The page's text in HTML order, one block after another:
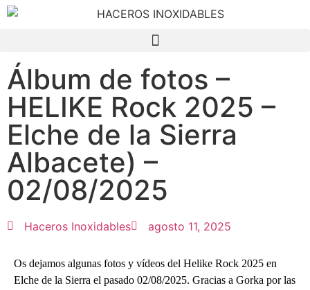
Álbum de fotos –
HELIKE Rock 2025 –
Elche de la Sierra
Albacete) –
02/08/2025
Haceros Inoxidables agosto 11, 2025
Os dejamos algunas fotos y vídeos del Helike Rock 2025 en
Elche de la Sierra el pasado 02/08/2025. Gracias a Gorka por las